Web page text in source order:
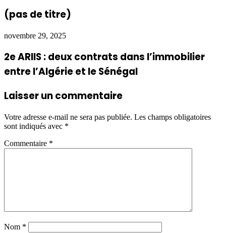
(pas de titre)
novembre 29, 2025
2e ARIIS : deux contrats dans l’immobilier
entre l’Algérie et le Sénégal
Laisser un commentaire
Votre adresse e-mail ne sera pas publiée. Les champs obligatoires
sont indiqués avec *
Commentaire *
Nom *